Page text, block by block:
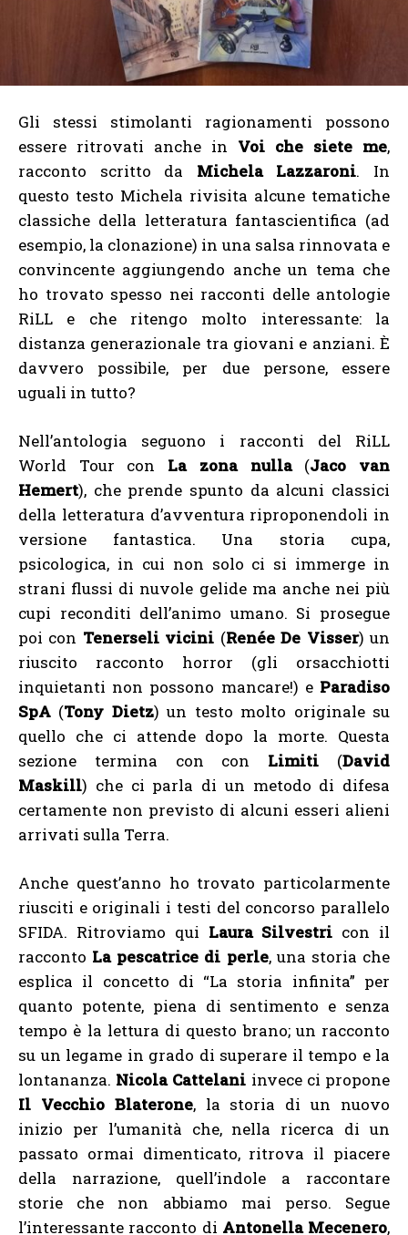
Gli stessi stimolanti ragionamenti possono
essere ritrovati anche in Voi che siete me,
racconto scritto da Michela Lazzaroni. In
questo testo Michela rivisita alcune tematiche
classiche della letteratura fantascientifica (ad
esempio, la clonazione) in una salsa rinnovata e
convincente aggiungendo anche un tema che
ho trovato spesso nei racconti delle antologie
RiLL e che ritengo molto interessante: la
distanza generazionale tra giovani e anziani. È
davvero possibile, per due persone, essere
uguali in tutto?
Nell’antologia seguono i racconti del RiLL
World Tour con La zona nulla(Jaco van
Hemert), che prende spunto da alcuni classici
della letteratura d’avventura riproponendoli in
versione fantastica. Una storia cupa,
psicologica, in cui non solo ci si immerge in
strani flussi di nuvole gelide ma anche nei più
cupi reconditi dell’animo umano. Si prosegue
poi con Tenerseli vicini (Renée De Visser) un
riuscito racconto horror (gli orsacchiotti
inquietanti non possono mancare!) e Paradiso
SpA (Tony Dietz) un testo molto originale su
quello che ci attende dopo la morte. Questa
sezione termina con con Limiti (David
Maskill) che ci parla di un metodo di difesa
certamente non previsto di alcuni esseri alieni
arrivati sulla Terra.
Anche quest’anno ho trovato particolarmente
riusciti e originali i testi del concorso parallelo
SFIDA. Ritroviamo qui Laura Silvestri con il
racconto La pescatrice di perle, una storia che
esplica il concetto di “La storia infinita” per
quanto potente, piena di sentimento e senza
tempo è la lettura di questo brano; un racconto
su un legame in grado di superare il tempo e la
lontananza. Nicola Cattelani invece ci propone
Il Vecchio Blaterone, la storia di un nuovo
inizio per l’umanità che, nella ricerca di un
passato ormai dimenticato, ritrova il piacere
della narrazione, quell’indole a raccontare
storie che non abbiamo mai perso. Segue
l’interessante racconto di Antonella Mecenero,